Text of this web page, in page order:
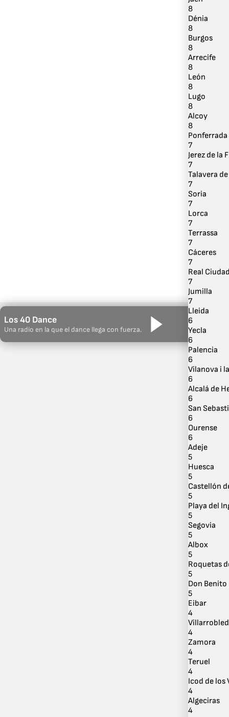
Los 40 Dance
Una radio en la que el dance llega con fuerza.
8
Dénia
8
Burgos
8
Arrecife
8
León
8
Lugo
8
Alcoy
8
Ponferrada
7
Jerez de la
7
Talavera
7
Soria
7
Lorca
7
Terrassa
7
Cáceres
7
Real
7
Jumilla
7
Lleida
6
Yecla
6
Palencia
6
Vilanova i
6
Alcalá de
6
San
6
Ourense
6
Adeje
5
Huesca
5
Castellón
5
Playa del
5
Segovia
5
Albox
5
Roquetas
5
Don Benito
5
Eibar
4
4
Zamora
4
Teruel
4
Icod de los
4
Algeciras
4